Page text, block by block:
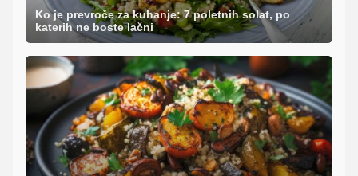
Ko je prevroče za kuhanje: 7 poletnih solat, po
katerih ne boste lačni